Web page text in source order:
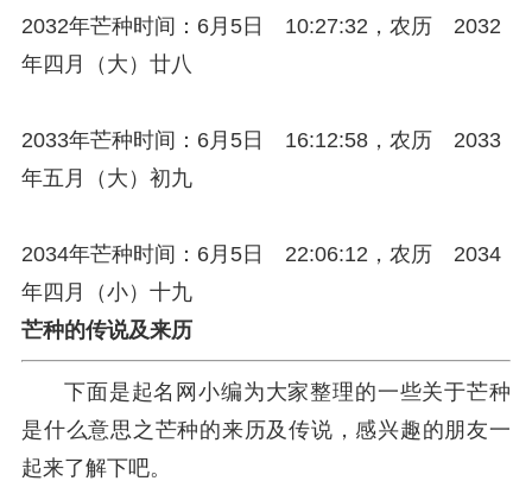
2032年芒种时间：6月5日 10:27:32，农历 2032
年四月（大）廿八
2033年芒种时间：6月5日 16:12:58，农历 2033
年五月（大）初九
2034年芒种时间：6月5日 22:06:12，农历 2034
年四月（小）十九
芒种的传说及来历
下面是起名网小编为大家整理的一些关于芒种
是什么意思之芒种的来历及传说，感兴趣的朋友一
起来了解下吧。